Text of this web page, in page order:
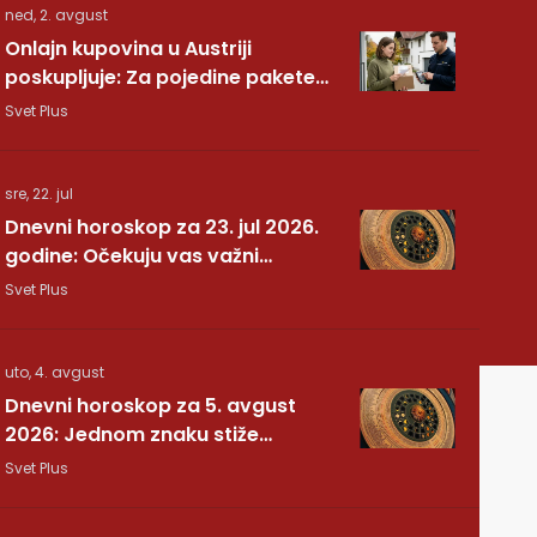
ned, 2. avgust
Onlajn kupovina u Austriji
poskupljuje: Za pojedine pakete
dodatnih 7,40 evra
Svet Plus
sre, 22. jul
Dnevni horoskop za 23. jul 2026.
godine: Očekuju vas važni
preokreti!
Svet Plus
uto, 4. avgust
Dnevni horoskop za 5. avgust
2026: Jednom znaku stiže
potvrda koju je dugo čekao
Svet Plus